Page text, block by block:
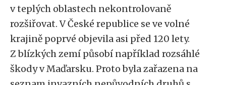
v teplých oblastech nekontrolovaně
rozšiřovat. V České republice se ve volné
krajině poprvé objevila asi před 120 lety.
Z blízkých zemí působí například rozsáhlé
škody v Maďarsku. Proto byla zařazena na